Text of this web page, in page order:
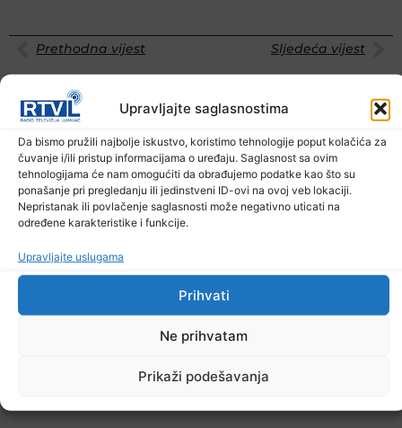
Upravljajte saglasnostima
Da bismo pružili najbolje iskustvo, koristimo tehnologije poput kolačića za
čuvanje i/ili pristup informacijama o uređaju. Saglasnost sa ovim
tehnologijama će nam omogućiti da obrađujemo podatke kao što su
ponašanje pri pregledanju ili jedinstveni ID-ovi na ovoj veb lokaciji.
Nepristanak ili povlačenje saglasnosti može negativno uticati na
određene karakteristike i funkcije.
Upravljajte uslugama
Prihvati
Ne prihvatam
Prikaži podešavanja
Prethodna vijest Sljedeća vijest
Podijelite na mrežama
Ostale novosti